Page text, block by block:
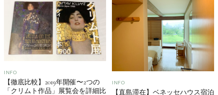
INFO
【徹底比較】2019年開催〜2つの
「クリムト作品」展覧会を詳細比
INFO
【直島滞在】ベネッセハウス宿泊